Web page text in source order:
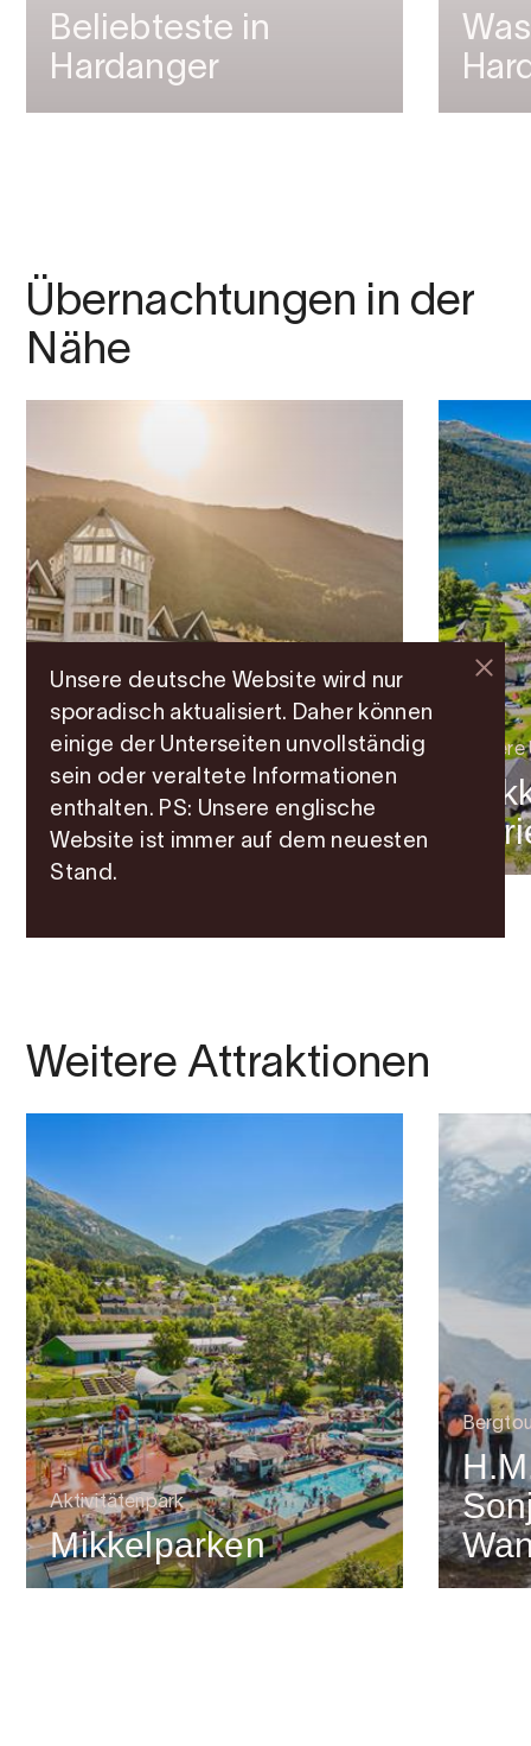
Beliebteste in
Hardanger
Übernachtungen in der
Nähe
Hotel Ullensvang
Weitere Attraktionen
Aktivitätenpark
Mikkelparken
Unsere deutsche Website wird nur
sporadisch aktualisiert. Daher können
einige der Unterseiten unvollständig
sein oder veraltete Informationen
enthalten. PS: Unsere englische
Website ist immer auf dem neuesten
Stand.